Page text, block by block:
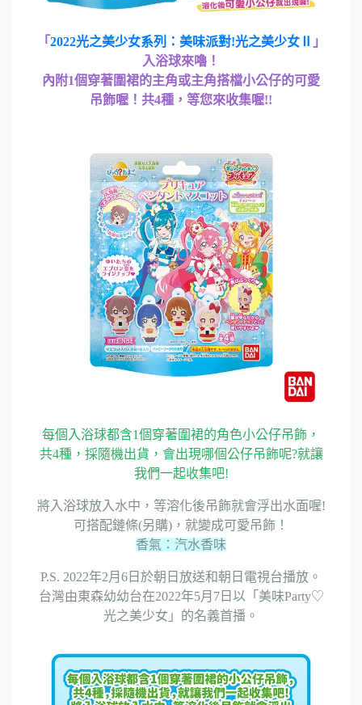
「2022光之美少女系列：美味派對!光之美少女Ⅱ
」
入浴球來嚕！
內附1個穿著圍裙的主角或主角搭檔小公仔的可愛
吊飾喔！共4種，等您來收集喔!!
每個入浴球都含1個穿著圍裙的角色小公仔吊飾，
共4種，採隨機出貨，會出現哪個公仔吊飾呢?就讓
我們一起收集吧!
將入浴球放入水中，等溶化後吊飾就會浮出水面喔!
可搭配鏈條(另購)，就變成可愛吊飾！
香氣：汽水香味
P.S. 2022年2月6日於朝日放送和朝日電視台播放。
台灣由東森幼幼台在2022年5月7日以「美味Party♡
光之美少女」的名義首播。